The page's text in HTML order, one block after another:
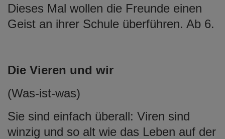
Dieses Mal wollen die Freunde einen
Geist an ihrer Schule überführen. Ab 6.
Die Vieren und wir
(Was-ist-was)
Sie sind einfach überall: Viren sind
winzig und so alt wie das Leben auf der